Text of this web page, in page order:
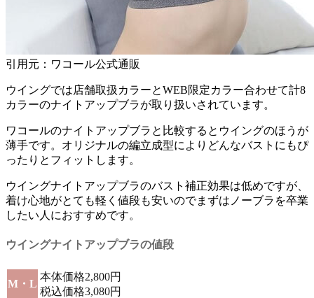
引用元：ワコール公式通販
ウイングでは店舗取扱カラーとWEB限定カラー合わせて計8
カラーのナイトアップブラが取り扱いされています。
ワコールのナイトアップブラと比較するとウイングのほうが
薄手です。オリジナルの編立成型によりどんなバストにもぴ
ったりとフィットします。
ウイングナイトアップブラのバスト補正効果は低めですが、
着け心地がとても軽く値段も安いのでまずは ノーブラを卒業
したい人におすすめです。
ウイングナイトアップブラの値段
M・L
本体価格2,800円
税込価格3,080円